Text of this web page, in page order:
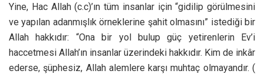
Yine, Hac Allah (c.c)’ın tüm insanlar için “gidilip görülmesini
ve yapılan adanmışlık örneklerine şahit olmasını” istediği bir
Allah hakkıdır: “Ona bir yol bulup güç yetirenlerin Ev’i
haccetmesi Allah’ın insanlar üzerindeki hakkıdır. Kim de inkâr
ederse, şüphesiz, Allah alemlere karşı muhtaç olmayandır. (